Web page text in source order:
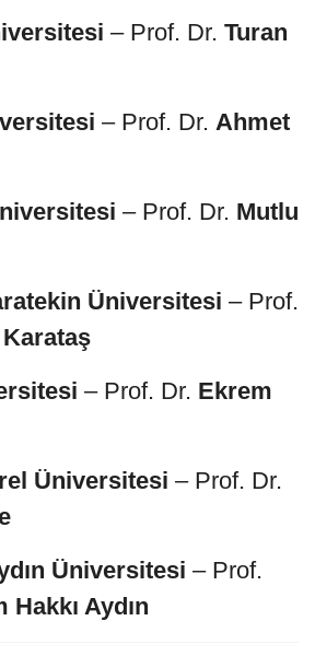
– Prof. Dr. Turan
– Prof. Dr. Ahmet
– Prof. Dr. Mutlu
Üniversitesi – Prof.
– Prof. Dr. Ekrem
Üniversitesi – Prof. Dr.
Üniversitesi – Prof.
Hakkı Aydın